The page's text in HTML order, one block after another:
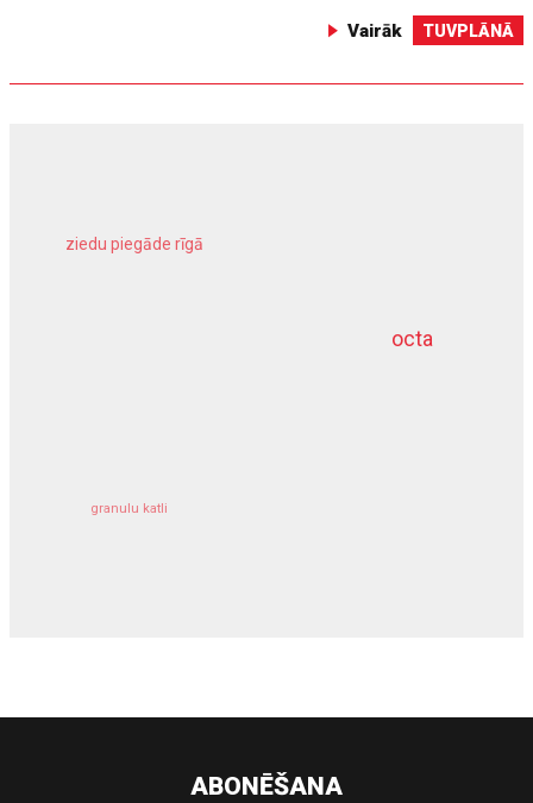
Vairāk TUVPLĀNĀ
octa
ziedu piegāde rīgā
granulu katli
dziļurbums
ABONĒŠANA